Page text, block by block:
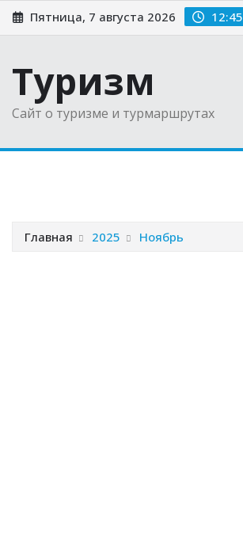
Перейти
к
Пятница, 7 августа 2026 12:45
Туризм
Сайт о туризме и турмаршрутах
Главная 2025 Ноябрь